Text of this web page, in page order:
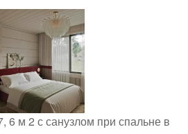
6 м 2 с санузлом при спальне в